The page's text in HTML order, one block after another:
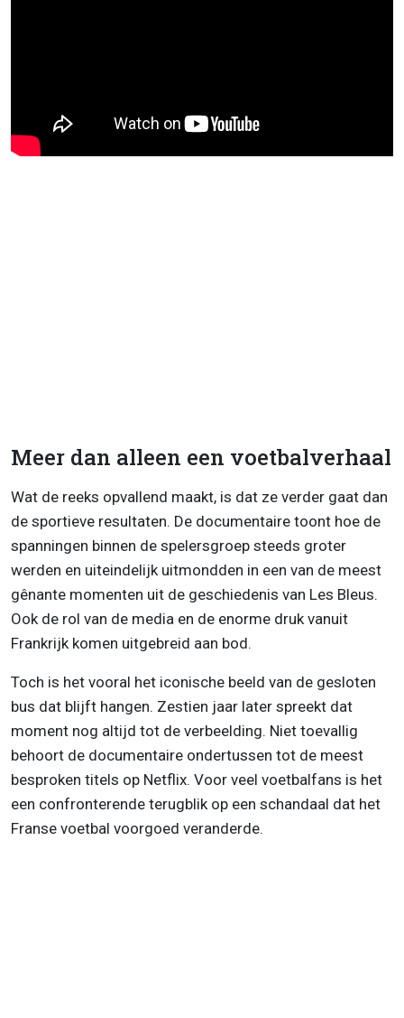
Meer dan alleen een voetbalverhaal
Wat de reeks opvallend maakt, is dat ze verder gaat dan
de sportieve resultaten. De documentaire toont hoe de
spanningen binnen de spelersgroep steeds groter
werden en uiteindelijk uitmondden in een van de meest
gênante momenten uit de geschiedenis van Les Bleus.
Ook de rol van de media en de enorme druk vanuit
Frankrijk komen uitgebreid aan bod.
Toch is het vooral het iconische beeld van de gesloten
bus dat blijft hangen. Zestien jaar later spreekt dat
moment nog altijd tot de verbeelding. Niet toevallig
behoort de documentaire ondertussen tot de meest
besproken titels op Netflix. Voor veel voetbalfans is het
een confronterende terugblik op een schandaal dat het
Franse voetbal voorgoed veranderde.